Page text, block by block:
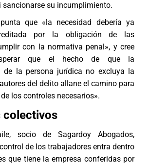
su incumplimiento.
que «la necesidad debería ya
por la obligación de las
con la normativa penal», y cree
que el hecho de que la
de la persona jurídica no excluya la
del delito allane el camino para
los controles necesarios».
colectivos
socio de Sagardoy Abogados,
de los trabajadores entra dentro
que tiene la empresa conferidas por